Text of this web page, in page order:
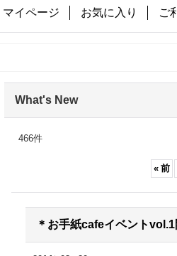
マイページ お気に入り ご
What's New
466件
« 前
＊お手紙cafeイベント